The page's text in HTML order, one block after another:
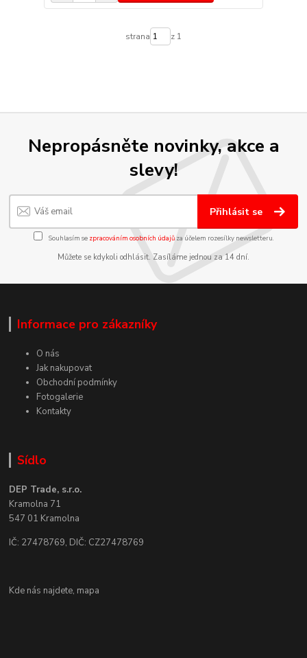
strana z 1
Nepropásněte novinky, akce a
slevy!
Přihlásit se
Souhlasím se zpracováním osobních údajůza účelem rozesílky newsletteru.
Můžete se kdykoli odhlásit. Zasíláme jednou za 14 dní.
Informace pro zákazníky
O nás
Jak nakupovat
Obchodní podmínky
Fotogalerie
Kontakty
Sídlo
DEP Trade, s.r.o.
Kramolna 71
547 01 Kramolna
IČ: 27478769, DIČ: CZ27478769
Kde nás najdete, mapa